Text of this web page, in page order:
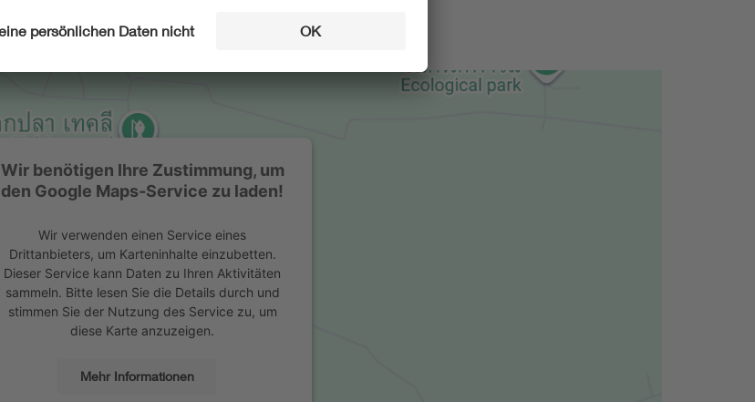
Wir benötigen Ihre Zustimmung, um
den Google Maps-Service zu laden!
Wir verwenden einen Service eines
Drittanbieters, um Karteninhalte einzubetten.
Dieser Service kann Daten zu Ihren Aktivitäten
sammeln. Bitte lesen Sie die Details durch und
stimmen Sie der Nutzung des Service zu, um
diese Karte anzuzeigen.
Mehr Informationen